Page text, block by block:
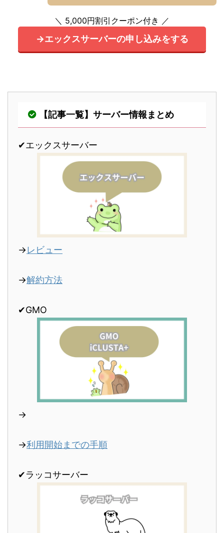
＼ 5,000円割引クーポン付き ／
→エックスサーバーの申し込みをする
【記事一覧】サーバー情報まとめ
✔︎エックスサーバー
→レビュー
→解約方法
✔︎GMO
→
→利用開始までの手順
✔︎ラッコサーバー